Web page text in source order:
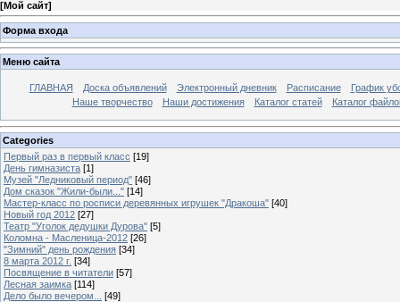
[Мой сайт]
Форма входа
Меню сайта
ГЛАВНАЯ Доска объявлений Электронный дневник Расписание
График
Наше творчество
Наши достижения Каталог статей Каталог
Categories
Первый раз в первый класс [19]
День гимназиста [1]
Музей "Ледниковый период" [46]
Дом сказок "Жили-были..." [14]
Мастер-класс по росписи деревянных игрушек "Дракоша" [40]
Новый год 2012 [27]
Театр "Уголок дедушки Дурова" [5]
Коломна - Масленица-2012 [26]
"Зимний" день рождения [34]
8 марта 2012 г. [34]
Посвящение в читатели [57]
Лесная заимка [114]
Дело было вечером...
[49]